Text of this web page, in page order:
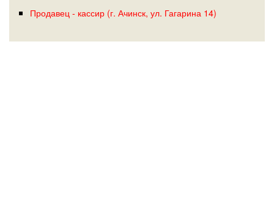
Продавец - кассир (г. Ачинск, ул. Гагарина 14)